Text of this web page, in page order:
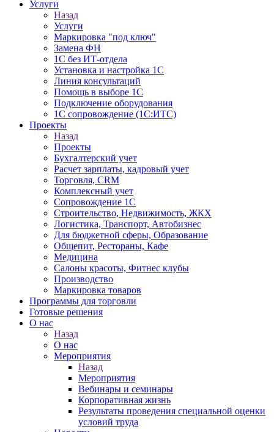
Услуги
Назад
Услуги
Маркировка "под ключ"
Замена ФН
1С без ИТ-отдела
Установка и настройка 1С
Линия консультаций
Помощь в выборе 1С
Подключение оборудования
1С сопровождение (1С:ИТС)
Проекты
Назад
Проекты
Бухгалтерский учет
Расчет зарплаты, кадровый учет
Торговля, CRM
Комплексный учет
Сопровождение 1С
Строительство, Недвижимость, ЖКХ
Логистика, Транспорт, Автобизнес
Для бюджетной сферы, Образование
Общепит, Рестораны, Кафе
Медицина
Салоны красоты, Фитнес клубы
Производство
Маркировка товаров
Программы для торговли
Готовые решения
О нас
Назад
О нас
Мероприятия
Назад
Мероприятия
Вебинары и семинары
Корпоративная жизнь
Результаты проведения специальной оценки
условий труда